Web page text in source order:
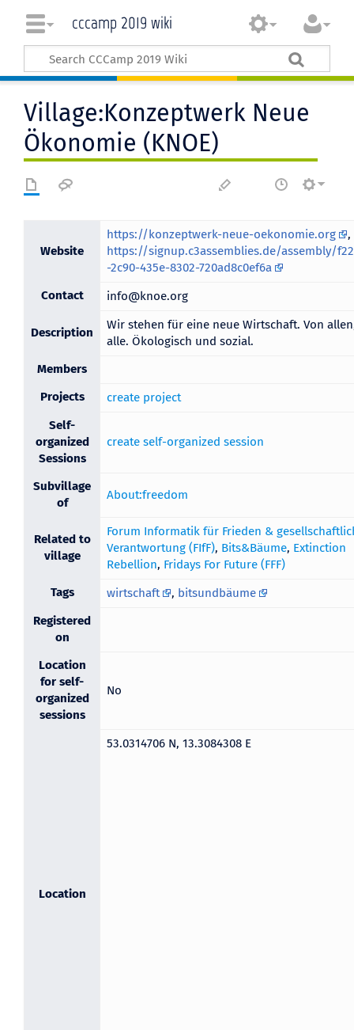
cccamp 2019 wiki
Village:Konzeptwerk Neue
Ökonomie (KNOE)
Website
https://konzeptwerk-neue-oekonomie.org
,
https://signup.c3assemblies.de/assembly/
-2c90-435e-8302-720ad8c0ef6a
Contact
info@knoe.org
Description
Wir stehen für eine neue Wirtschaft. Von
alle. Ökologisch und sozial.
Members
Projects
create project
Self-
organized
Sessions
create self-organized session
Subvillage
of
About:freedom
Related to
village
Forum Informatik für Frieden &
Verantwortung (FIfF), Bits&Bäume, Extinction
Rebellion, Fridays For Future (FFF)
Tags
wirtschaft , bitsundbäume
Registered
on
Location
for self-
organized
sessions
No
Location
53.0314706 N, 13.3084308 E